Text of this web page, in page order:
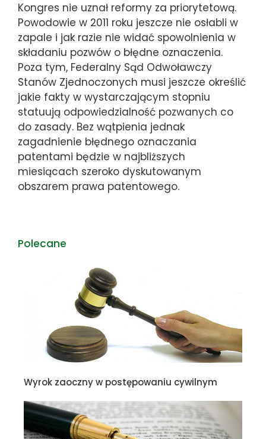
Kongres nie uznał reformy za priorytetową.
Powodowie w 2011 roku jeszcze nie osłabli w
zapale i jak razie nie widać spowolnienia w
składaniu pozwów o błędne oznaczenia.
Poza tym, Federalny Sąd Odwoławczy
Stanów Zjednoczonych musi jeszcze określić
jakie fakty w wystarczającym stopniu
statuują odpowiedzialność pozwanych co
do zasady. Bez wątpienia jednak
zagadnienie błędnego oznaczania
patentami będzie w najbliższych
miesiącach szeroko dyskutowanym
obszarem prawa patentowego.
Polecane
Wyrok zaoczny w postępowaniu cywilnym